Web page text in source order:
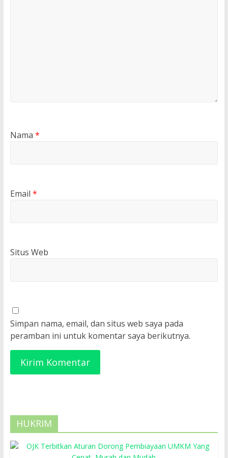
Nama *
Email *
Situs Web
Simpan nama, email, dan situs web saya pada
peramban ini untuk komentar saya berikutnya.
HUKRIM